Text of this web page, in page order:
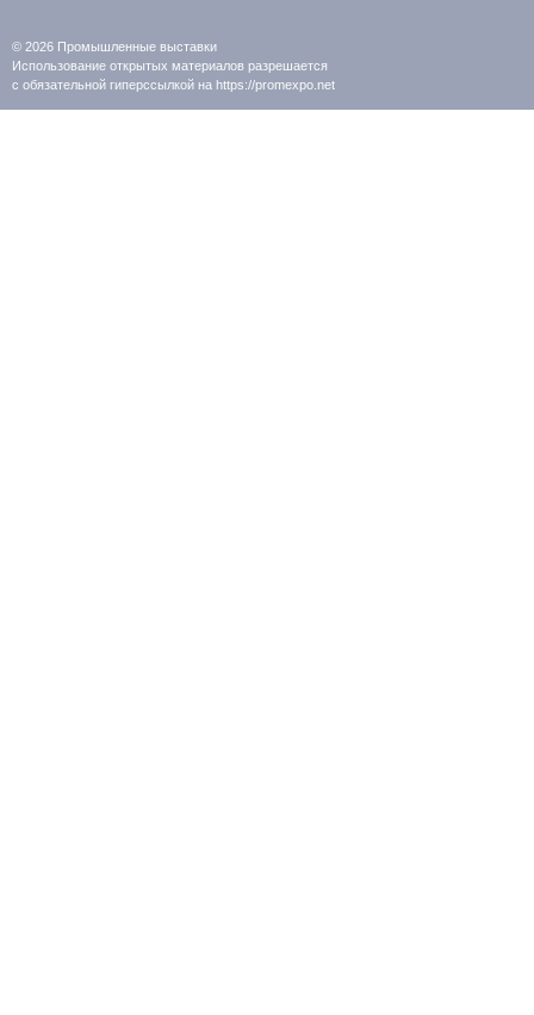
© 2026 Промышленные выставки
Использование открытых материалов разрешается
с обязательной гиперссылкой на https://promexpo.net